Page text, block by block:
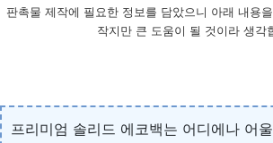
판촉물 제작에 필요한 정보를 담았으니 아래 내용
작지만 큰 도움이 될 것이라 생각
프리미엄 솔리드 에코백는 어디에나 어